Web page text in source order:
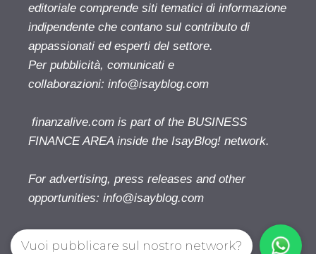
editoriale comprende siti tematici di informazione
indipendente che contano sul contributo di
appassionati ed esperti del settore.
Per pubblicità, comunicati e
collaborazioni: info@isayblog.com
finanzalive.com is part of the BUSINESS
FINANCE AREA inside the IsayBlog! network.
For advertising, press releases and other
opportunities: info@isayblog.com
Vuoi pubblicare sul nostro network?